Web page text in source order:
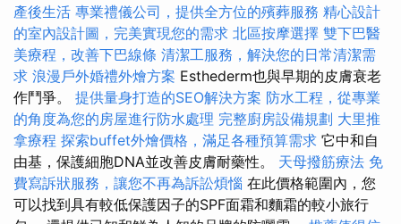
產後生活 專業禮儀公司，提供全方位的殯葬服務 精心設計
的室內設計圖，完美實現您的需求 北區按摩選擇 雙下巴醫
美療程，改善下巴線條 清潔工服務，解決您的日常清潔需
求 浪漫戶外婚禮外燴方案 Esthederm也與早期的皮膚衰老
作鬥爭。 提供量身打造的SEO解決方案 防水工程，從專業
的角度為您的房屋進行防水處理 完整廚房設備規劃 大里推
拿療程 探索buffet外燴價格，滿足各種預算需求 它中和自
由基，保護細胞DNA並改善皮膚耐藥性。 天母撥筋療法 免
費寫訴狀服務，讓您不再為訴訟煩惱 在此價格範圍內，您
可以找到具有較低保護因子的SPF面霜和麵霜的較小旅行